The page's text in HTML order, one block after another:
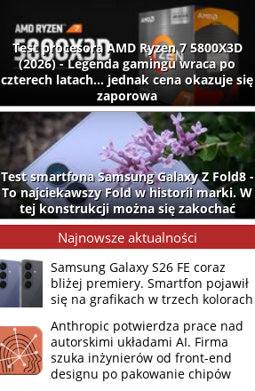
Test procesora AMD Ryzen 7 5800X3D
(2026) - Legenda gamingu wraca po
czterech latach... jednak cena okazuje się
zaporowa
Test smartfona Samsung Galaxy Z Fold8 -
To najciekawszy Fold w historii marki. W
tej konstrukcji można się zakochać
Najnowsze aktualności
Samsung Galaxy S26 FE coraz
bliżej premiery. Smartfon pojawił
się na grafikach w trzech kolorach
Anthropic potwierdza prace nad
autorskimi układami AI. Firma
szuka inżynierów od front-end
designu po pakowanie chipów